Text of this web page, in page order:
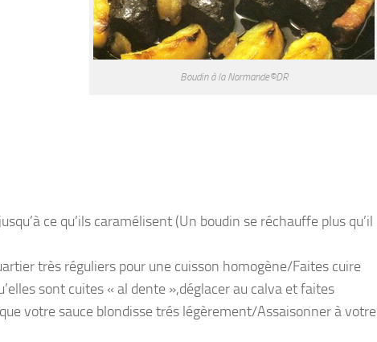
Boudin à la Normande©DR
ce qu’ils caramélisent (Un boudin se réchauffe plus qu’il
très réguliers pour une cuisson homogène/Faites cuire
sont cuites « al dente »,déglacer au calva et faites
votre sauce blondisse trés légèrement/Assaisonner à votre